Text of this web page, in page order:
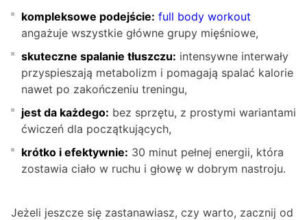
kompleksowe podejście: full body workout
angażuje wszystkie główne grupy mięśniowe,
skuteczne spalanie tłuszczu: intensywne interwały
przyspieszają metabolizm i pomagają spalać kalorie
nawet po zakończeniu treningu,
jest da każdego: bez sprzętu, z prostymi wariantami
ćwiczeń dla początkujących,
krótko i efektywnie: 30 minut pełnej energii, która
zostawia ciało w ruchu i głowę w dobrym nastroju.
Jeżeli jeszcze się zastanawiasz, czy warto, zacznij od